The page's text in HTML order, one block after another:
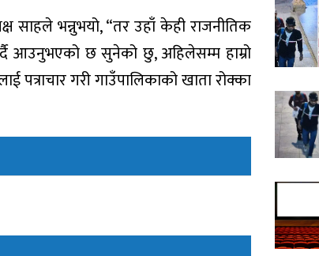
साहले भन्नुभयो, “तर उहाँ केही राजनीतिक
आउनुभएको छ सुनेको छु, अहिलेसम्म हाम्रो
गरी गाउँपालिकाको खाता रोक्का